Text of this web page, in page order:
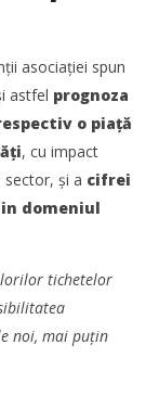
Mării
asociației spun
astfel prognoza
o piață
, cu impact
sector, și a cifrei
domeniul
tichetelor
noi, mai puțin